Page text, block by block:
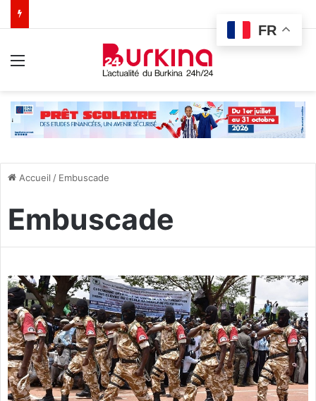
Accueil / Embuscade
Embuscade
FR